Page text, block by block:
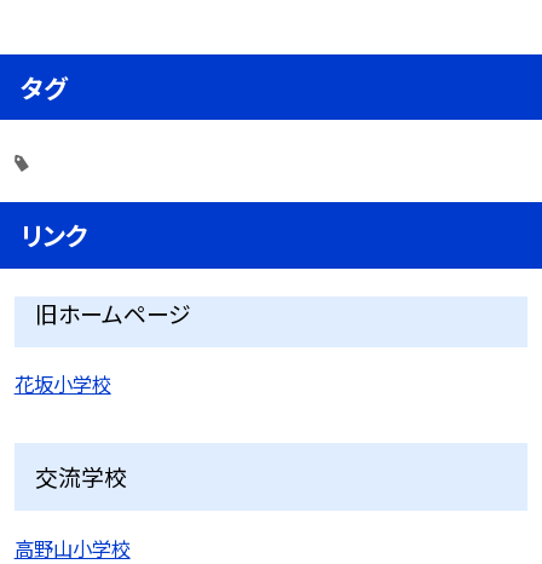
タグ
リンク
旧ホームページ
花坂小学校
交流学校
高野山小学校